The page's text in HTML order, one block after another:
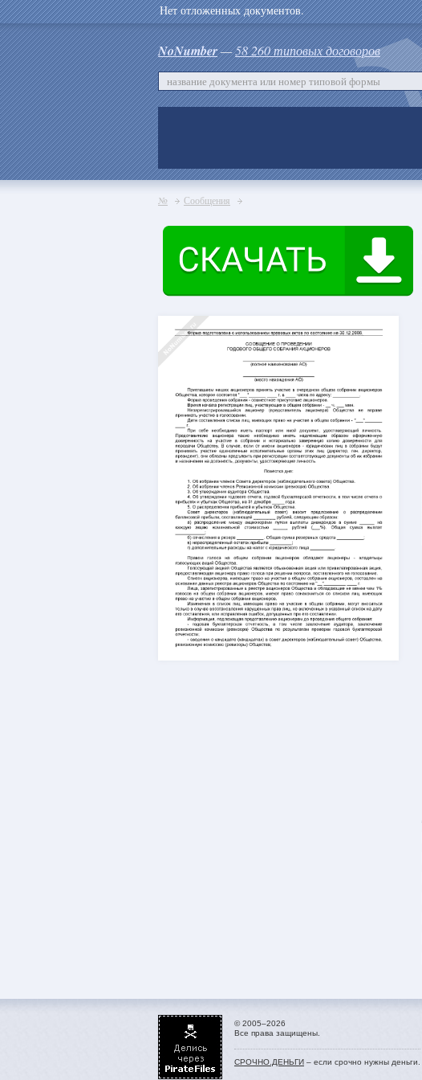
Нет отложенных документов.
NoNumber—58 260 типовых договоров
№ Сообщения
© 2005–2026
Все права защищены.
СРОЧНО.ДЕНЬГИ – если срочно нужны деньги.